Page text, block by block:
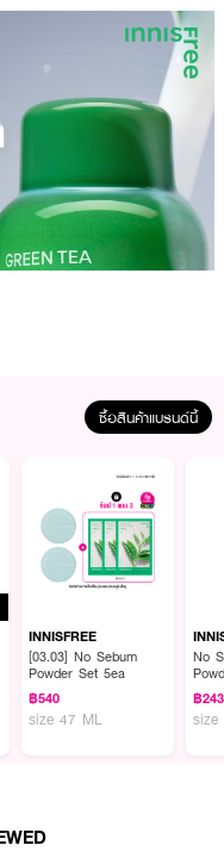
เซนส์เนื้อน้ำนมที่ให้ความชุ่มชื้นเข้ม
นักผิว
ซื้อสินค้าแบรนด์นี้
INNISFREE
[03.03] No Sebum
Powder Set 5ea
฿540
size 47 ML
No
฿243
size